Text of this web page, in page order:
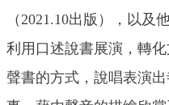
（2021.10出版），以及
利用口述說書展演，轉
聲書的方式，說唱表演